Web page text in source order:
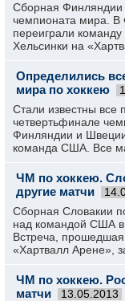
Сборная Финляндии
чемпионата мира. В
переиграли
Хельсинки на
Определились
мира по хоккею
Стали известны все
четвертьфинале
Финляндии и
команда США. Все
ЧМ по хоккею.
другие матчи
Сборная Словакии
над командой США в
Встреча,
«Хартвалл Арене»,
ЧМ по хоккею.
матчи
13.05.2013